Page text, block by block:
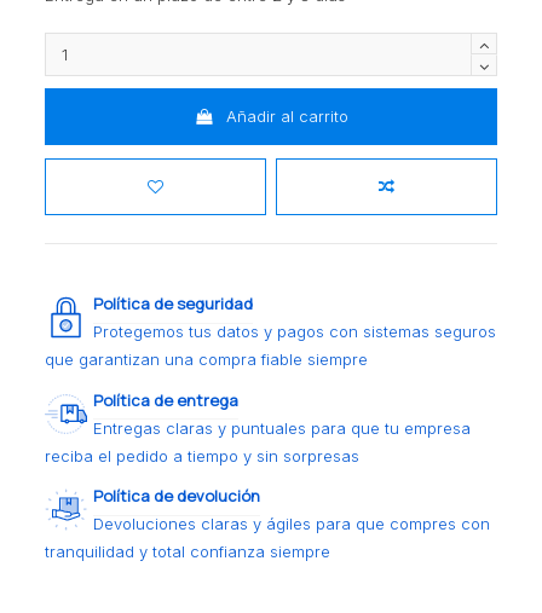
Añadir al carrito
Política de seguridad
Protegemos tus datos y pagos con sistemas seguros
que garantizan una compra fiable siempre
Política de entrega
Entregas claras y puntuales para que tu empresa
reciba el pedido a tiempo y sin sorpresas
Política de devolución
Devoluciones claras y ágiles para que compres con
tranquilidad y total confianza siempre